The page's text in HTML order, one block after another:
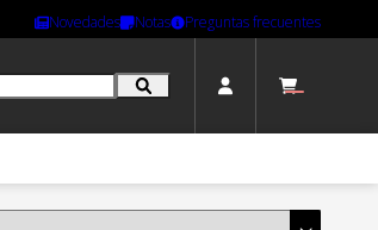
Novedades Notas Preguntas frecuentes
Tu carrito está vacío.